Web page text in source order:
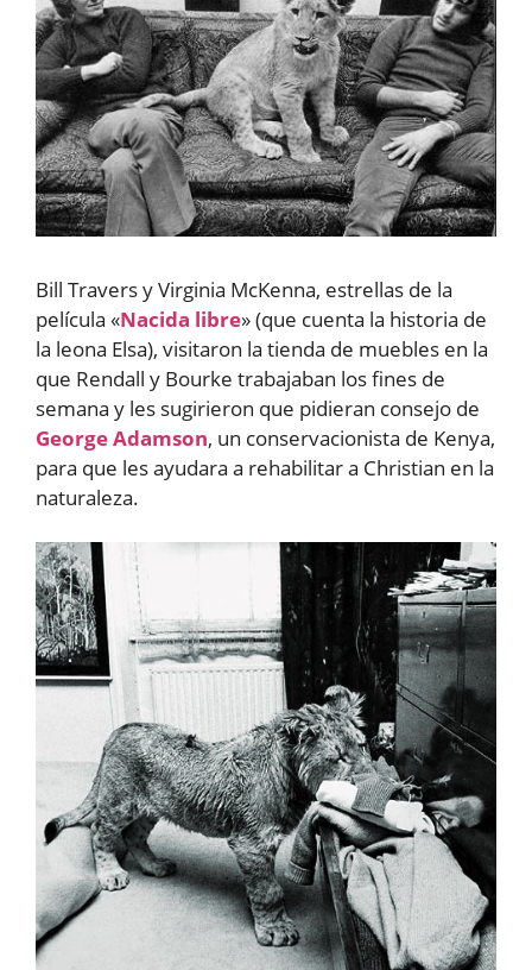
Bill Travers y Virginia McKenna, estrellas de la
película «Nacida libre» (que cuenta la historia de
la leona Elsa), visitaron la tienda de muebles en la
que Rendall y Bourke trabajaban los fines de
semana y les sugirieron que pidieran consejo de
George Adamson, un conservacionista de Kenya,
para que les ayudara a rehabilitar a Christian en la
naturaleza.